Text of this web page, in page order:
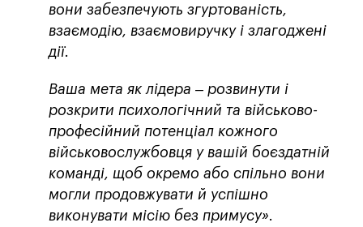
вони забезпечують згуртованість,
взаємодію, взаємовиручку і злагоджені
дії.
Ваша мета як лідера – розвинути і
розкрити психологічний та військово-
професійний потенціал кожного
військовослужбовця у вашій боєздатній
команді, щоб окремо або спільно вони
могли продовжувати й успішно
виконувати місію без примусу».